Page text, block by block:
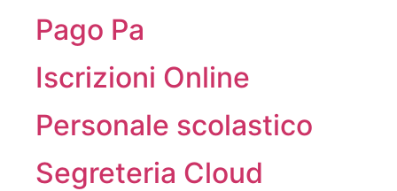
Pago Pa
Iscrizioni Online
Personale scolastico
Segreteria Cloud